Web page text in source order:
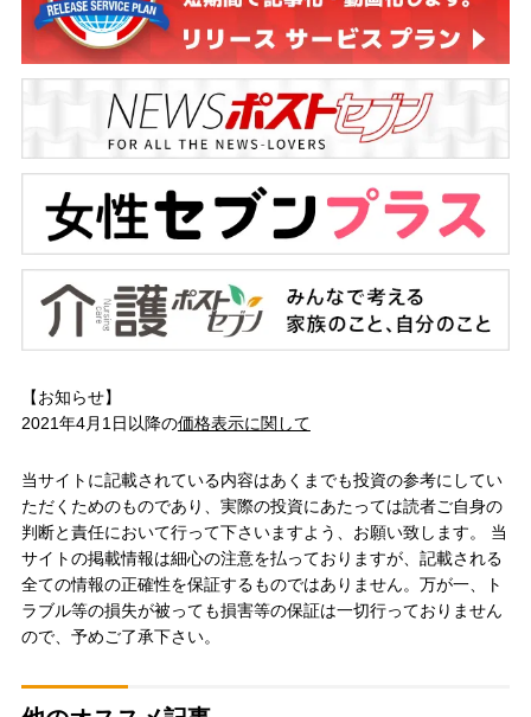
【お知らせ】
2021年4月1日以降の価格表示に関して
当サイトに記載されている内容はあくまでも投資の参考にしてい
ただくためのものであり、実際の投資にあたっては読者ご自身の
判断と責任において行って下さいますよう、お願い致します。 当
サイトの掲載情報は細心の注意を払っておりますが、記載される
全ての情報の正確性を保証するものではありません。万が一、ト
ラブル等の損失が被っても損害等の保証は一切行っておりません
ので、予めご了承下さい。